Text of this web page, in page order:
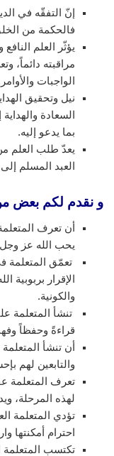
إنّ التفقّه في
فالحكمة من
يؤثّر العلم
مراقبته دائماً،
الواجبات
نيل وتحقيق
السعادة
بما يدعو إليه.
يعدّ طلب العلم
العبد المسلم
و نقدم لكم بعض
أن تعرف
يحب الله عز
تعمّق المتعلمة
الإقرار بربوبية
والكونية.
تنشأ المتعلمة
قراءةً وحفظاً
أن تنشأ
والتابعين لهم
تعرف المتعلمة
لهذه المرحلة،
تؤدي المتعلمة
احترام أمكنتها
تكتسب المتعلمة